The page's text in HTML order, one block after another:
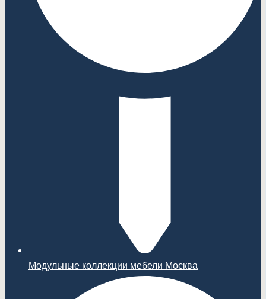
Модульные коллекции мебели Москва